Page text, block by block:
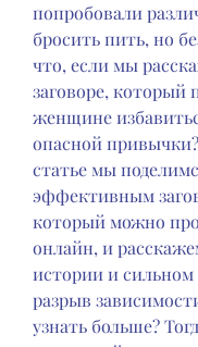
попробовали
бросить пить, но
что, если мы
заговоре, который
женщине
опасной
статье мы
эффективным
который можно
онлайн, и
истории и
разрыв
узнать больше?